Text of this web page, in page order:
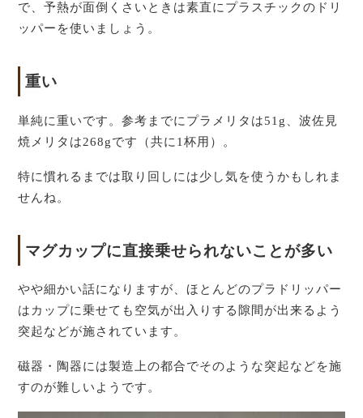
で、予熱が面倒くさいときは素直にプラスチックのドリ
ッパーを使いましょう。
重い
単純に重いです。参考までにプラメリタは51g、波佐見
焼メリタは268gです（共に1杯用）。
特に慣れるまでは取り回しには少し気を使うかもしれま
せんね。
マグカップに直接乗せられないことが多い
やや細かい話になりますが、ほとんどのプラドリッパー
はカップに乗せても空気が出入りする隙間が出来るよう
突起などが施されています。
磁器・陶器には製造上の都合でそのような突起などを施
すのが難しいようです。